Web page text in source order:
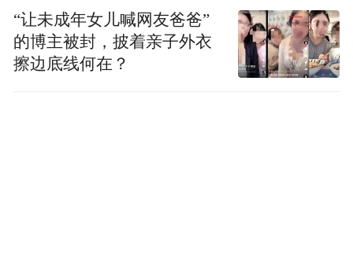
“让未成年女儿喊网友爸爸”
的博主被封，披着亲子外衣
擦边底线何在？